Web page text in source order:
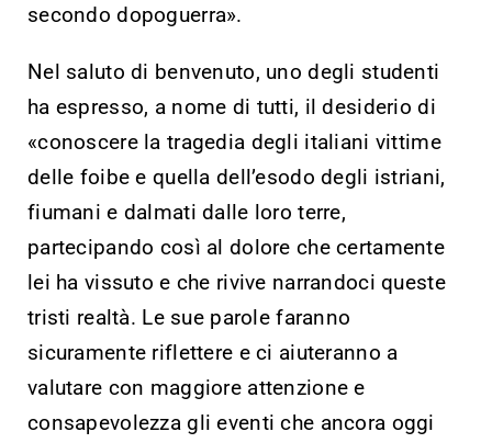
secondo dopoguerra».
Nel saluto di benvenuto, uno degli studenti
ha espresso, a nome di tutti, il desiderio di
«conoscere la tragedia degli italiani vittime
delle foibe e quella dell’esodo degli istriani,
fiumani e dalmati dalle loro terre,
partecipando così al dolore che certamente
lei ha vissuto e che rivive narrandoci queste
tristi realtà. Le sue parole faranno
sicuramente riflettere e ci aiuteranno a
valutare con maggiore attenzione e
consapevolezza gli eventi che ancora oggi